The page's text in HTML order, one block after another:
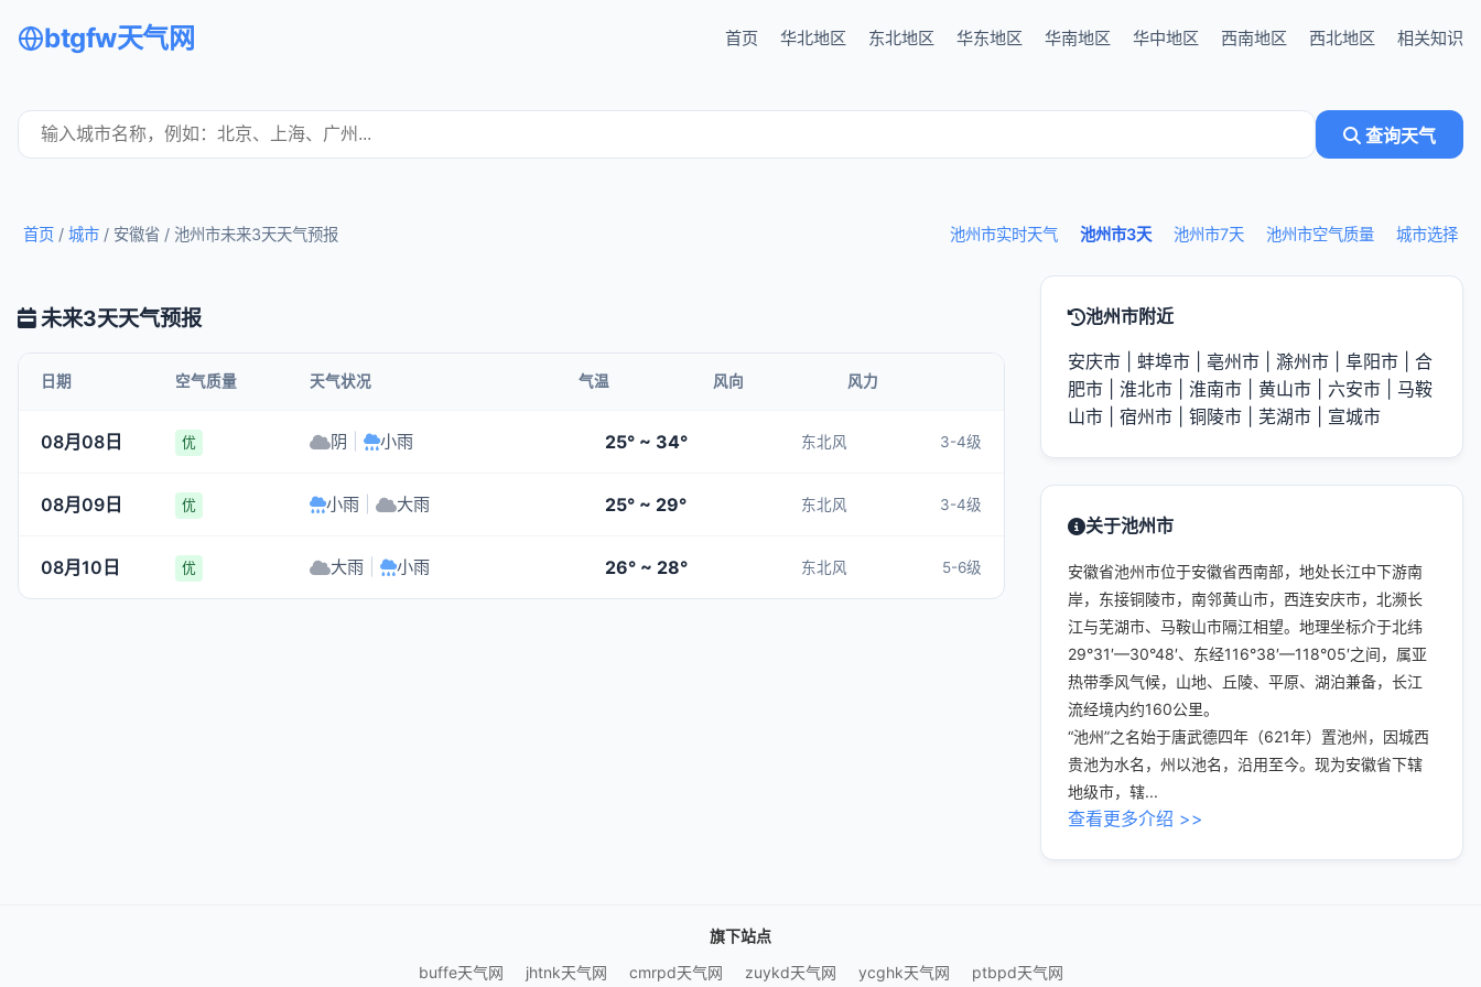
btgfw天气网 首页 华北地区 东北地区 华东地区 华南地区 华中地区 西南地区 西北地区 相关知识
查询天气
池州市实时天气 池州市3天 池州市7天 池州市空气质量 城市选择
首页 / 城市 / 安徽省 / 池州市未来3天天气预报
未来3天天气预报
日期 空气质量 天气状况 气温 风向 风力
08月08日 优 阴 小雨 25° ~ 34° 东北风 3-4级
08月09日 优 小雨 大雨 25° ~ 29° 东北风 3-4级
08月10日 优 大雨 小雨 26° ~ 28° 东北风 5-6级
池州市附近
安庆市 蚌埠市 亳州市 滁州市 阜阳市
合
肥市
淮北市 淮南市 黄山市 六安市
马鞍
山市
宿州市 铜陵市 芜湖市 宣城市
关于池州市
安徽省池州市位于安徽省西南部，地处长江中下游南
岸，东接铜陵市，南邻黄山市，西连安庆市，北濒长
江与芜湖市、马鞍山市隔江相望。地理坐标介于北纬
29°31′—30°48′、东经116°38′—118°05′之间，属亚
热带季风气候，山地、丘陵、平原、湖泊兼备，长江
流经境内约160公里。
“池州”之名始于唐武德四年（621年）置池州，因城西
贵池为水名，州以池名，沿用至今。现为安徽省下辖
地级市，辖...
查看更多介绍 >>
旗下站点
buffe天气网
jhtnk天气网 cmrpd天气网 zuykd天气网 ycghk天气网 ptbpd天气网